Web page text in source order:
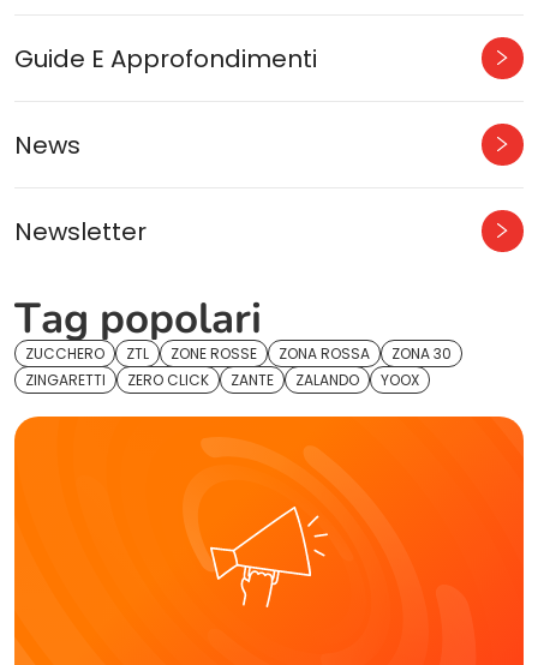
Guide E Approfondimenti
News
Newsletter
Tag popolari
ZUCCHERO ZTL ZONE ROSSE ZONA ROSSA
ZONA 30
ZINGARETTI
ZERO CLICK ZANTE ZALANDO YOOX